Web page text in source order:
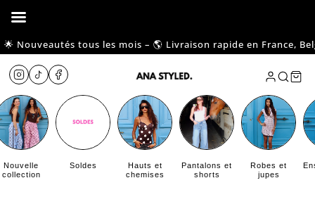
Nouveautés tous les mois – 🌎 Livraison rapide en France,
Nouvelle
collection
Soldes
Hauts et
chemises
Pantalons et
shorts
Robes et
jupes